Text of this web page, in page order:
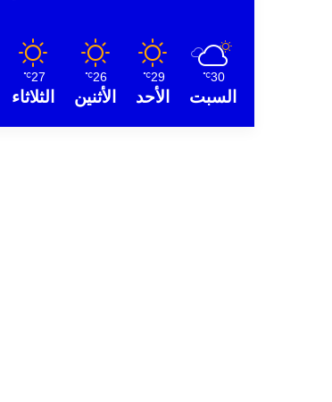
30
℃
السبت
29
℃
الأحد
26
℃
الأثنين
27
℃
الثلاثاء